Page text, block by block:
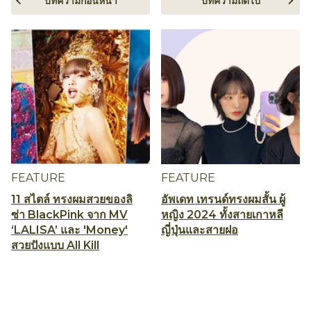
FEATURE
11 สไตล์ ทรงผมสวยของลิ
ซ่า BlackPink จาก MV
‘LALISA’ และ 'Money'
สวยปังแบบ All Kill
FEATURE
อัพเดท เทรนด์ทรงผมสั้น ผู้
หญิง 2024 ทั้งสายเกาหลี
ญี่ปุ่นและสายฝอ